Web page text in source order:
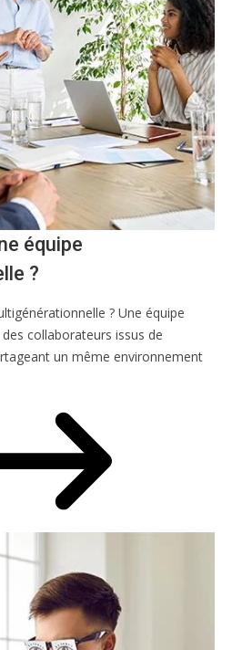
équipe
?
? Une équipe
collaborateurs issus de
un même environnement